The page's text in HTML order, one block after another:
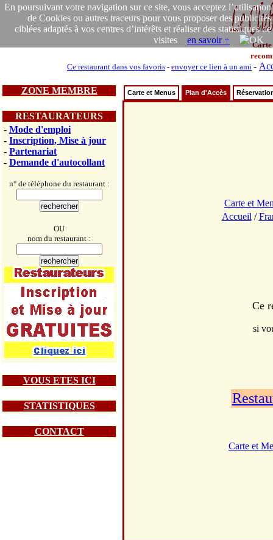
En poursuivant votre navigation sur ce site, vous acceptez l’utilisation
de Cookies ou autres traceurs pour vous proposer des publicités
ciblées adaptés à vos centres d’intérêts et réaliser des statistiques de
visites en savoir +
Carte
Ce restaurant dans vos favoris - envoyer ce lien à un ami -
ZONE MEMBRE
RESTAURATEURS
- Mode d'emploi
- Inscription, Mise à jour
- Partenariat
- Demande d'autocollant
n° de téléphone du restaurant :
OU
nom du restaurant :
VOUS ETES ICI
STATISTIQUES
CONTACT
Carte et Menus Plan d'Accès
Carte et
Accueil /
Ce
si
Carte et